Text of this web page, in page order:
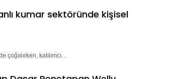
kumar sektöründe kişisel
çoğalırken, katılımcı…